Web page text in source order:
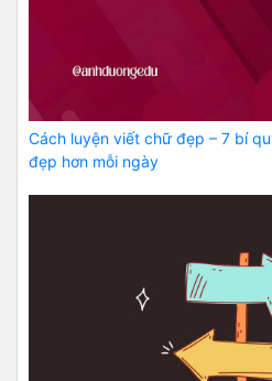
Cách luyện viết chữ đẹp – 7 bí
đẹp hơn mỗi ngày